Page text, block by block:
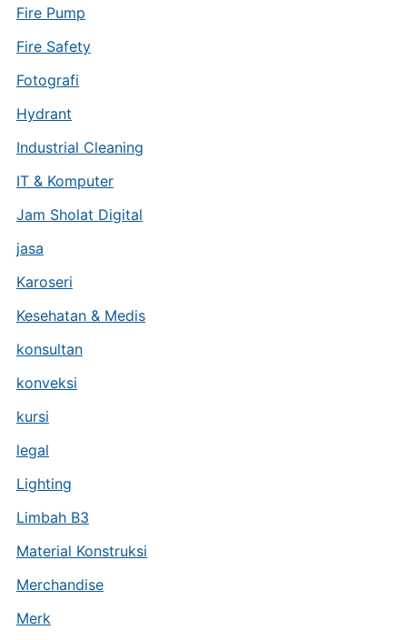
Fire Pump
Fire Safety
Fotografi
Hydrant
Industrial Cleaning
IT & Komputer
Jam Sholat Digital
jasa
Karoseri
Kesehatan & Medis
konsultan
konveksi
kursi
legal
Lighting
Limbah B3
Material Konstruksi
Merchandise
Merk